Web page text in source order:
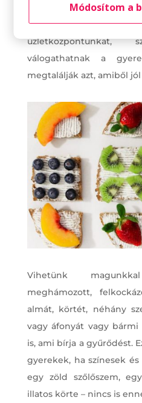
érkezik. Mesehősös,
dobozért, szép, színes
üzletközpontunkat,
válogathatnak a
megtalálják azt, amiből
Vihetünk
meghámozott,
almát, körtét, néhány
vagy áfonyát vagy
is, ami bírja a gyűrődést.
gyerekek, ha színesek
egy zöld szőlőszem,
illatos körte – nincs is
Módosítom a